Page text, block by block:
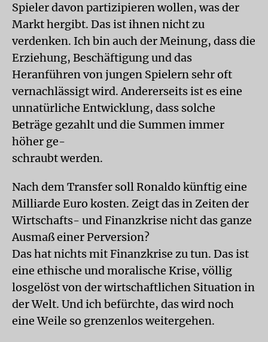
Spieler davon partizipieren wollen, was der
Markt hergibt. Das ist ihnen nicht zu
verdenken. Ich bin auch der Meinung, dass die
Erziehung, Beschäftigung und das
Heranführen von jungen Spielern sehr oft
vernachlässigt wird. Andererseits ist es eine
unnatürliche Entwicklung, dass solche
Beträge gezahlt und die Summen immer
höher ge-
schraubt werden.
Nach dem Transfer soll Ronaldo künftig eine
Milliarde Euro kosten. Zeigt das in Zeiten der
Wirtschafts- und Finanzkrise nicht das ganze
Ausmaß einer Perversion?
Das hat nichts mit Finanzkrise zu tun. Das ist
eine ethische und moralische Krise, völlig
losgelöst von der wirtschaftlichen Situation in
der Welt. Und ich befürchte, das wird noch
eine Weile so grenzenlos weitergehen.